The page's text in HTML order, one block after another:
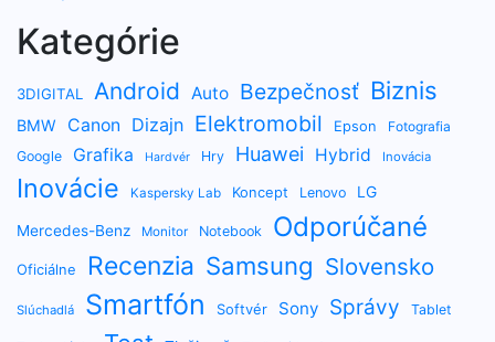
Kategórie
3DIGITAL Android Auto Bezpečnosť Biznis
BMW Canon Dizajn Elektromobil Epson
Fotografia
Google
Grafika Hardvér Hry Huawei Hybrid Inovácia
Inovácie Kaspersky Lab Koncept Lenovo LG
Mercedes-Benz Monitor Notebook Odporúčané
Oficiálne Recenzia Samsung Slovensko
Slúchadlá Smartfón Softvér Sony Správy Tablet